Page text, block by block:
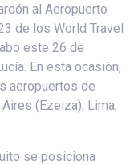
al Aeropuerto
de los World Travel
este 26 de
En esta ocasión,
aeropuertos de
(Ezeiza), Lima,
se posiciona